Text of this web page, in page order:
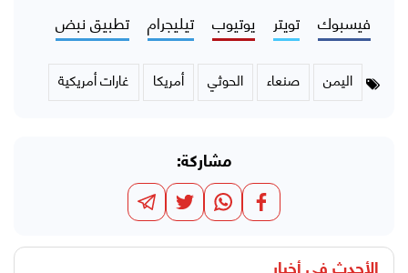
فيسبوك تويتر يوتيوب تيليجرام تطبيق نبض
اليمن صنعاء الحوثي أمريكا غارات أمريكية
مشاركة: